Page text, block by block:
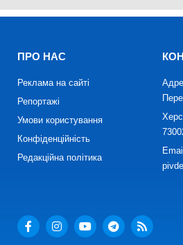
ПРО НАС
Реклама на сайті
Репортажі
Умови користування
Конфіденційність
Редакційна політика